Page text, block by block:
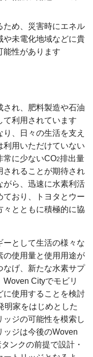
ため、災害時にエネル
や未電化地域などに貴
能性があります
され、肥料製造や石油
て利用されています
、日々の生活を支え
利用いただけていない
常に少ないCO2排出量
されることが期待され
がら、迅速に水素利活
ており、トヨタとウー
々とともに積極的に協
として生活の様々な
の使用量と使用用途が
なげ、新たな水素サプ
Cityでモビリ
に使用することを検討
明家をはじめとした
ジの可能性を模索し
ッジは今後のWoven
ンクの前提で設計・